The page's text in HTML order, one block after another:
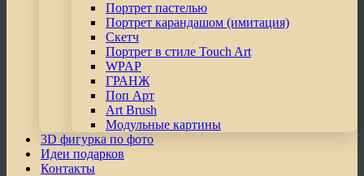
Портрет пастелью
Портрет карандашом (имитация)
Скетч
Портрет в стиле Touch Art
WPAP
ГРАНЖ
Поп Арт
Art Brush
Модульные картины
3D фигурка по фото
Идеи подарков
Контакты